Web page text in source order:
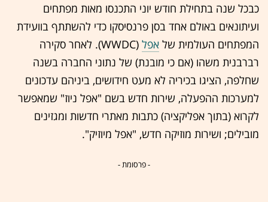
כבכל שנה בתחילת חודש יוני התכנסו מאות מפתחים
ועיתונאים באולם אחד בסן פרנסיסקו כדי להשתתף בוועידת
המפתחים העולמית של אפל
(WWDC). לאחר סקירה
רברבנית משהו (אם כי מובנת) של נתוני החברה בשנה
שחלפה, הציגו בכיריה לא מעט חידושים, ביניהם עדכונים
למערכות ההפעלה, שירות חדש בשם "אפל ניוז" שמאפשר
לקרוא (בתוך אפליקציה) כתבות מאתרי חדשות ומגזינים
מובילים; ושירות מוזיקה חדש, "אפל מיוזיק".
- פרסומת -